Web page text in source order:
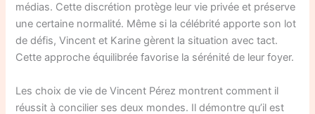
médias. Cette discrétion protège leur vie privée et préserve
une certaine normalité. Même si la célébrité apporte son lot
de défis, Vincent et Karine gèrent la situation avec tact.
Cette approche équilibrée favorise la sérénité de leur foyer.
Les choix de vie de Vincent Pérez montrent comment il
réussit à concilier ses deux mondes. Il démontre qu’il est